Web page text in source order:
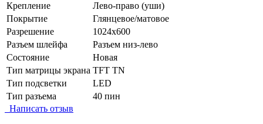
Крепление
Лево-право (уши)
Покрытие
Глянцевое/матовое
Разрешение
1024x600
Разъем шлейфа
Разъем низ-лево
Состояние
Новая
Тип матрицы экрана TFT TN
Тип подсветки
LED
Тип разъема
40 пин
Написать отзыв